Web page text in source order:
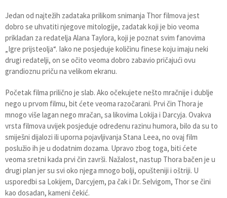
Jedan od najtežih zadataka prilikom snimanja Thor filmova jest
dobro se uhvatiti njegove mitologije, zadatak koji je bio veoma
prikladan za redatelja Alana Taylora, koji je poznat svim fanovima
„Igre prijsteolja“. Iako ne posjeduje količinu finese koju imaju neki
drugi redatelji, on se očito veoma dobro zabavio pričajući ovu
grandioznu priču na velikom ekranu.
Početak filma prilično je slab. Ako očekujete nešto mračnije i dublje
nego u prvom filmu, bit ćete veoma razočarani. Prvi čin Thora je
mnogo više lagan nego mračan, sa likovima Lokija i Darcyja. Ovakva
vrsta filmova uvijek posjeduje određenu razinu humora, bilo da su to
smiješni dijalozi ili uporna pojavljivanja Stana Leea, no ovaj film
poslužio ih je u dodatnim dozama. Upravo zbog toga, biti ćete
veoma sretni kada prvi čin završi. Nažalost, nastup Thora bačen je u
drugi plan jer su svi oko njega mnogo bolji, opušteniji i oštriji. U
usporedbi sa Lokijem, Darcyjem, pa čak i Dr. Selvigom, Thor se čini
kao dosadan, kameni čekić.